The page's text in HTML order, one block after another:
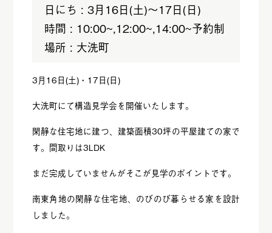
日にち : 3月16日(土)～17日(日)
時間 : 10:00~,12:00~,14:00~予約制
場所 : 大洗町
3月16日(土)・17日(日)
大洗町にて構造見学会を開催いたします。
閑静な住宅地に建つ、建築面積30坪の平屋建ての家で
す。間取りは3LDK
まだ完成していませんがそこが見学のポイントです。
南東角地の閑静な住宅地、のびのび暮らせる家を設計
しました。